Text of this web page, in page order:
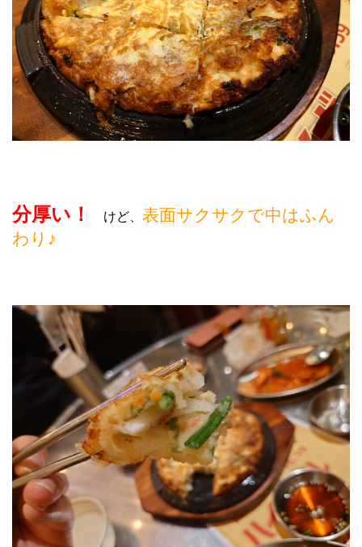
分厚い！ けど、 表面サクサクで中はふん
わり♪